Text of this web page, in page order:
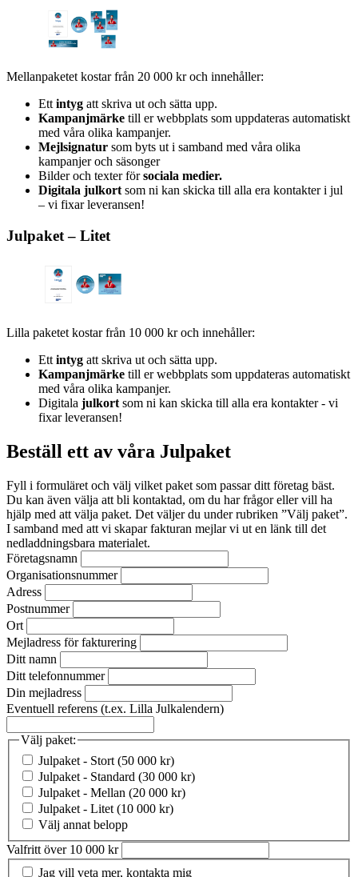
Mellanpaketet kostar från 20 000 kr och innehåller:
Ett intyg att skriva ut och sätta upp.
Kampanjmärke till er webbplats som uppdateras automatiskt
med våra olika kampanjer.
Mejlsignatur som byts ut i samband med våra olika
kampanjer och säsonger
Bilder och texter försociala medier.
Digitala julkort som ni kan skicka till alla era kontakter i jul
– vi fixar leveransen!
Julpaket – Litet
Lilla paketet kostar från 10 000 kr och innehåller:
Ettintyg att skriva ut och sätta upp.
Kampanjmärke till er webbplats som uppdateras automatiskt
med våra olika kampanjer.
Digitala julkortsom ni kan skicka till alla era kontakter - vi
fixar leveransen!
Beställ ett av våra Julpaket
Fyll i formuläret och välj vilket paket som passar ditt företag bäst.
Du kan även välja att bli kontaktad, om du har frågor eller vill ha
hjälp med att välja paket. Det väljer du under rubriken ”Välj paket”.
I samband med att vi skapar fakturan mejlar vi ut en länk till det
nedladdningsbara materialet.
Företagsnamn
Organisationsnummer
Adress
Postnummer
Ort
Mejladress för fakturering
Ditt namn
Ditt telefonnummer
Din mejladress
Eventuell referens (t.ex. Lilla Julkalendern)
Välj paket:
Julpaket - Stort (50 000 kr)
Julpaket - Standard (30 000 kr)
Julpaket - Mellan (20 000 kr)
Julpaket - Litet (10 000 kr)
Välj annat belopp
Valfritt över 10 000 kr
Jag vill veta mer, kontakta mig